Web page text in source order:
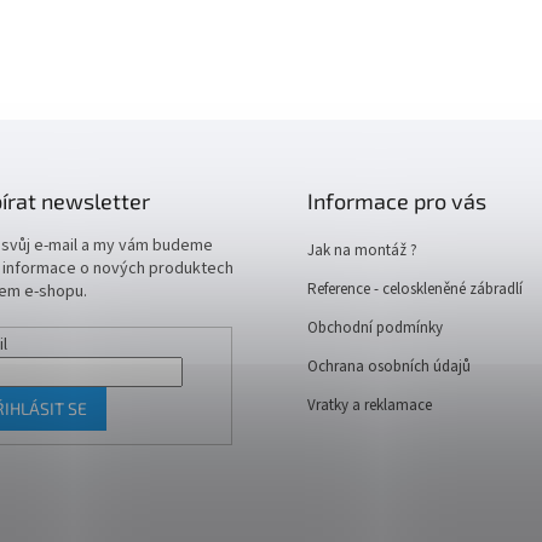
newsletter
e-mail a my vám budeme
o nových produktech
e-shopu.
SE
Informace pro vás
Jak na montáž ?
Reference - celoskleněné zábradlí
Obchodní podmínky
Ochrana osobních údajů
Vratky a reklamace